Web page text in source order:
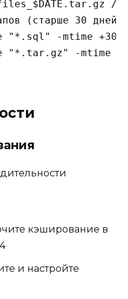
files_$DATE.tar.gz /
(старше 30 дней)
"*.sql" -mtime +30
кэширование в
и настройте